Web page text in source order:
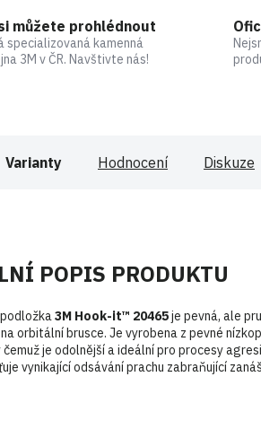
můžete prohlédnout
specializovaná kamenná
3M v ČR. Navštivte nás!
Varianty Hodnocení Diskuze
POPIS PRODUKTU
3M Hook-it™ 20465je pevná, ale
orbitální brusce. Je vyrobena z pevné
je odolnější a ideální pro procesy
vynikající odsávání prachu zabraňující